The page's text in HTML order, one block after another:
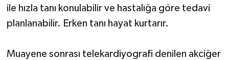
ile hızla tanı konulabilir ve hastalığa göre tedavi
planlanabilir. Erken tanı hayat kurtarır.
Muayene sonrası telekardiyografi denilen akciğer